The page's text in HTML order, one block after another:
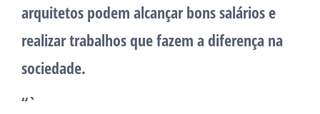
arquitetos podem alcançar bons salários e
realizar trabalhos que fazem a diferença na
sociedade.
“`